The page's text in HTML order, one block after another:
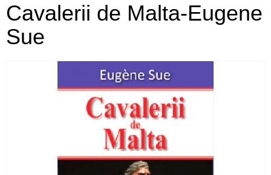
Cavalerii de Malta-Eugene
Sue